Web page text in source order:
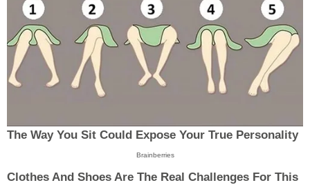
The Way You Sit Could Expose Your True Personality
Brainberries
Clothes And Shoes Are The Real Challenges For This